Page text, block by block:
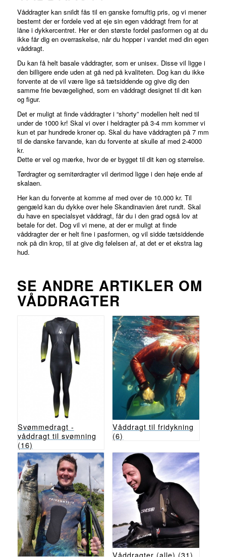
Våddragter kan snildt fås til en ganske fornuftig pris, og vi mener
bestemt der er fordele ved at eje sin egen våddragt frem for at
låne i dykkercentret. Her er den største fordel pasformen og at du
ikke får dig en overraskelse, når du hopper i vandet med din egen
våddragt.
Du kan få helt basale våddragter, som er unisex. Disse vil ligge i
den billigere ende uden at gå ned på kvaliteten. Dog kan du ikke
forvente at de vil være lige så tætsiddende og give dig den
samme frie bevægelighed, som en våddragt designet til dit køn
og figur.
Det er muligt at finde våddragter i “shorty” modellen helt ned til
under de 1000 kr! Skal vi over i heldragter på 3-4 mm kommer vi
kun et par hundrede kroner op. Skal du have våddragten på 7 mm
til de danske farvande, kan du forvente at skulle af med 2-4000
kr.
Dette er vel og mærke, hvor de er bygget til dit køn og størrelse.
Tørdragter og semitørdragter vil derimod ligge i den høje ende af
skalaen.
Her kan du forvente at komme af med over de 10.000 kr. Til
gengæld kan du dykke over hele Skandinavien året rundt. Skal
du have en specialsyet våddragt, får du i den grad også lov at
betale for det. Dog vil vi mene, at der er muligt at finde
våddragter der er helt fine i pasformen, og vil sidde tætsiddende
nok på din krop, til at give dig følelsen af, at det er et ekstra lag
hud.
SE ANDRE ARTIKLER OM
VÅDDRAGTER
Svømmedragt -
våddragt til svømning
(16)
Våddragt til fridykning
(6)
Våddragter (alle) (31)